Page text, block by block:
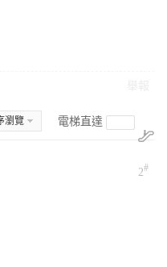
電梯直達
瀏覽
2#